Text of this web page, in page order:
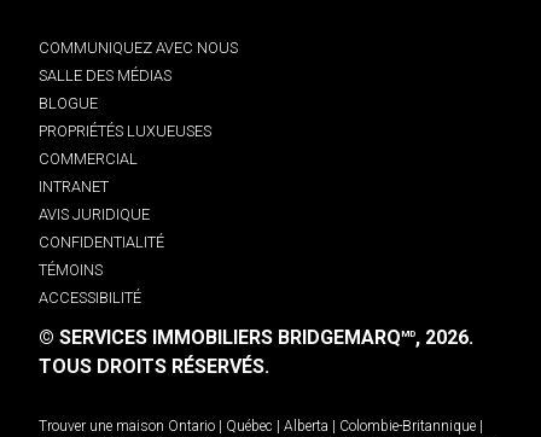
COMMUNIQUEZ AVEC NOUS
SALLE DES MÉDIAS
BLOGUE
PROPRIÉTÉS LUXUEUSES
COMMERCIAL
INTRANET
AVIS JURIDIQUE
CONFIDENTIALITÉ
TÉMOINS
ACCESSIBILITÉ
© SERVICES IMMOBILIERS BRIDGEMARQMD, 2026.
TOUS DROITS RÉSERVÉS.
Trouver une maison Ontario Québec Alberta Colombie-Britannique